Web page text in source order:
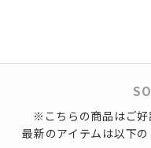
※こちらの商品はご好
最新のアイテムは以下の